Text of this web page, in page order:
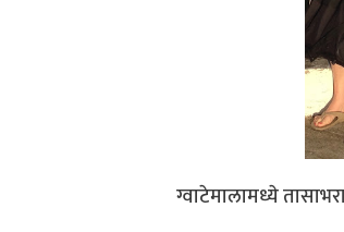
ग्वाटेमालामध्ये